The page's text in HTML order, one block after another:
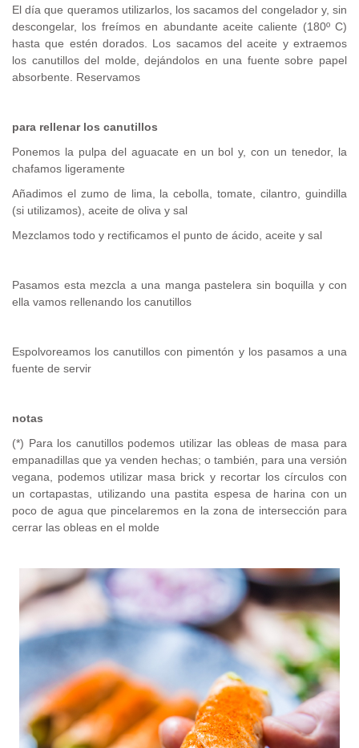
El día que queramos utilizarlos, los sacamos del congelador y, sin
descongelar, los freímos en abundante aceite caliente (180º C)
hasta que estén dorados. Los sacamos del aceite y extraemos
los canutillos del molde, dejándolos en una fuente sobre papel
absorbente. Reservamos
para rellenar los canutillos
Ponemos la pulpa del aguacate en un bol y, con un tenedor, la
chafamos ligeramente
Añadimos el zumo de lima, la cebolla, tomate, cilantro, guindilla
(si utilizamos), aceite de oliva y sal
Mezclamos todo y rectificamos el punto de ácido, aceite y sal
Pasamos esta mezcla a una manga pastelera sin boquilla y con
ella vamos rellenando los canutillos
Espolvoreamos los canutillos con pimentón y los pasamos a una
fuente de servir
notas
(*) Para los canutillos podemos utilizar las obleas de masa para
empanadillas que ya venden hechas; o también, para una versión
vegana, podemos utilizar masa brick y recortar los círculos con
un cortapastas, utilizando una pastita espesa de harina con un
poco de agua que pincelaremos en la zona de intersección para
cerrar las obleas en el molde